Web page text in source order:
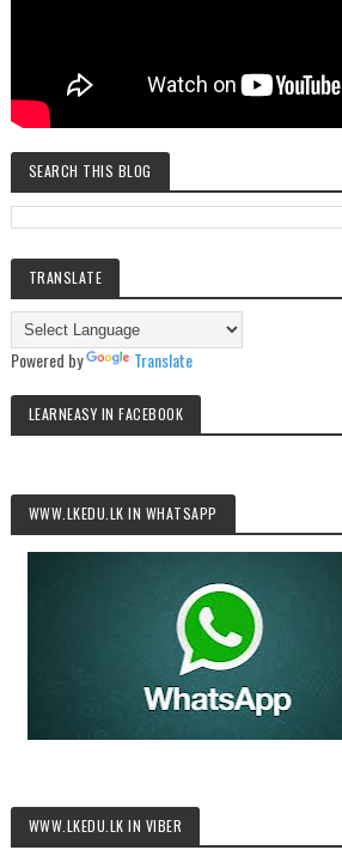
SEARCH THIS BLOG
TRANSLATE
Powered by Translate
LEARNEASY IN FACEBOOK
WWW.LKEDU.LK IN WHATSAPP
WWW.LKEDU.LK IN VIBER